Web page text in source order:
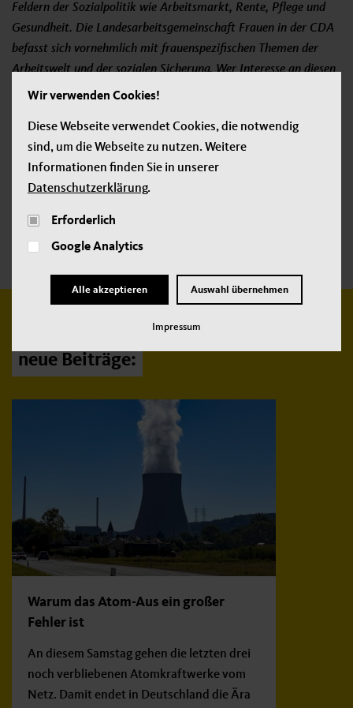
Feldern der Sozialpolitik wie Arbeitsmarkt, Rente, Pflege und
Gesundheit. Die Landesarbeitsgemeinschaft Frauen in der CDA
befasst sich vornehmlich mit frauenspezifischen Themen der
Arbeitswelt und der sozialen Sicherung. Wer Interesse an diesen
Themenfeldern hat, ist herzlich eingeladen, mitzumachen.
Jetzt teilen:
Tag:
CDU Tag:
Frauen
neue Beiträge:
Warum das Atom-Aus ein großer
Fehler ist
An diesem Samstag gehen die letzten drei
noch verbliebenen Atomkraftwerke vom
Netz. Damit endet in Deutschland die Ära
Wir verwenden Cookies!
Diese Webseite verwendet Cookies, die notwendig
sind, um die Webseite zu nutzen. Weitere
Informationen finden Sie in unserer
Datenschutzerklärung.
Erforderlich
Google Analytics
Alle akzeptieren Auswahl übernehmen
Impressum